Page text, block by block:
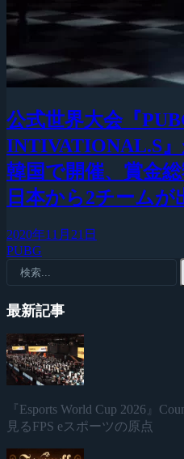
公式世界大会『
INTIVATIONAL.S』
韓国で開催、賞金総
日本から2チームが
2020年11月21日
PUBG
最新記事
『Esports World Cup 2026』
見るFPS eスポーツの原点